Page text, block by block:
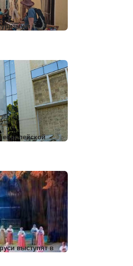
и
европейской
выступят в